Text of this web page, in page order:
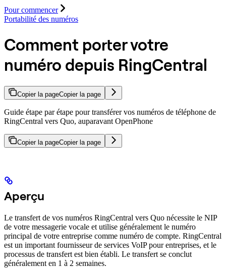
Pour commencer
Portabilité des numéros
Comment porter votre
numéro depuis RingCentral
Copier la pageCopier la page
Guide étape par étape pour transférer vos numéros de téléphone de
RingCentral vers Quo, auparavant OpenPhone
Copier la pageCopier la page
Aperçu
Le transfert de vos numéros RingCentral vers Quo nécessite le NIP
de votre messagerie vocale et utilise généralement le numéro
principal de votre entreprise comme numéro de compte. RingCentral
est un important fournisseur de services VoIP pour entreprises, et le
processus de transfert est bien établi. Le transfert se conclut
généralement en 1 à 2 semaines.